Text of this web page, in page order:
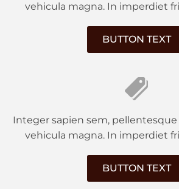
vehicula magna. In imperdiet
BUTTON TEXT
Integer sapien sem, pellentesque
vehicula magna. In imperdiet
BUTTON TEXT